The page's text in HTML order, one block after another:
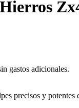
gastos adicionales.
precisos y potentes